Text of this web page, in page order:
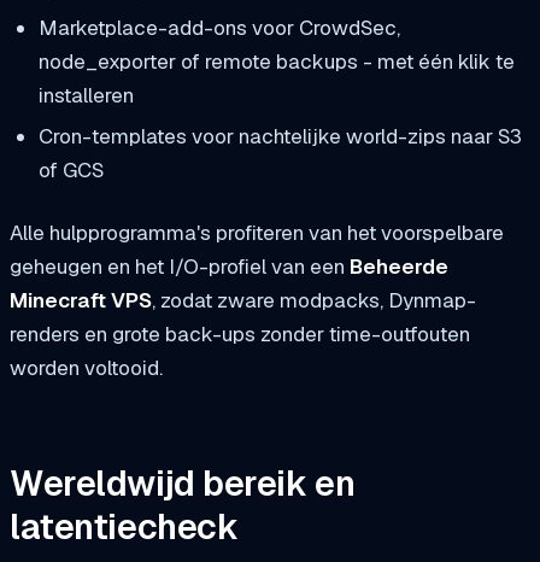
Marketplace-add-ons voor CrowdSec,
node_exporter of remote backups - met één klik te
installeren
Cron-templates voor nachtelijke world-zips naar S3
of GCS
Alle hulpprogramma's profiteren van het voorspelbare
geheugen en het I/O-profiel van een Beheerde
Minecraft VPS, zodat zware modpacks, Dynmap-
renders en grote back-ups zonder time-outfouten
worden voltooid.
Wereldwijd bereik en
latentiecheck